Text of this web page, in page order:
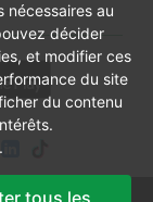
nécessaires au
décider
et modifier ces
du site
du contenu
tous les